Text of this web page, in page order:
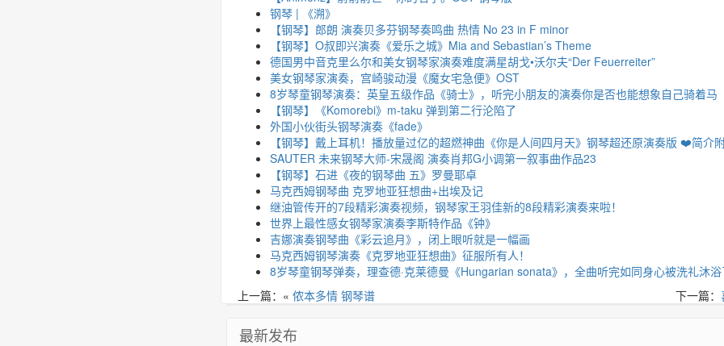
钢琴 | 《溯》
【钢琴】郎朗 演奏贝多芬钢琴奏鸣曲 热情 No 23 in F minor
【钢琴】O叔即兴演奏《爱乐之城》Mia and Sebastian’s Theme
德国男中音克里么尔和美女钢琴家演奏难度满星胡戈•沃尔夫“Der Feuerreiter”
美女钢琴家演奏，宫崎骏动漫《魔女宅急便》OST
8岁琴童钢琴演奏：英皇五级作品《骑士》，听完小朋友的演奏你是否也能想象自己骑着马
【钢琴】《Komorebi》m-taku 弹到第二行沦陷了
外国小伙街头钢琴演奏《fade》
【钢琴】戴上耳机！播放量过亿的超燃神曲《你是人间四月天》钢琴超还原演奏版 ❤️简介
SAUTER 未来钢琴大师-宋晟阁 演奏肖邦G小调第一叙事曲作品23
【钢琴】石进《夜的钢琴曲 五》罗曼耶卓
马克西姆钢琴曲 克罗地亚狂想曲+出埃及记
继油管传开的7段精彩演奏视频，钢琴家王羽佳新的8段精彩演奏来啦！
世界上最性感女钢琴家演奏李斯特作品《钟》
吉娜演奏钢琴曲《彩云追月》，闭上眼听就是一幅画
马克西姆钢琴演奏《克罗地亚狂想曲》征服所有人！
8岁琴童钢琴弹奏，理查德·克莱德曼《Hungarian sonata》，全曲听完如同身心被洗礼沐
下一篇：
上一篇：« 侬本多情 钢琴谱
最新发布